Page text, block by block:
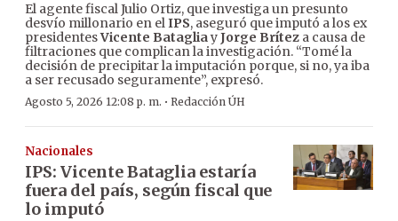
El agente fiscal Julio Ortiz, que investiga un presunto
desvío millonario en elIPS, aseguró que imputó a los ex
presidentesVicente BatagliayJorge Brítez a causa de
filtraciones que complican la investigación. “Tomé la
decisión de precipitar la imputación porque, si no, ya iba
a ser recusado seguramente”, expresó.
Agosto 5, 2026 12:08 p. m. · Redacción ÚH
Nacionales
IPS: Vicente Bataglia estaría
fuera del país, según fiscal que
lo imputó